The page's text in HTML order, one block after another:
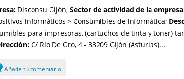
Disconsu Gijón; Sector de actividad de la
informáticos > Consumibles de informática;
para impresoras, (cartuchos de tinta y toner)
C/ Río De Oro, 4 - 33209 Gijón (Asturias)...
Añade tú comentario